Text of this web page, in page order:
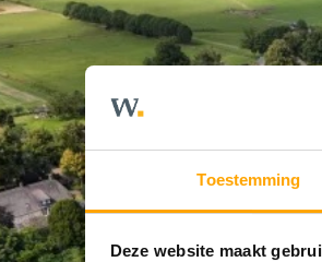
Toestemming
Deze website maakt